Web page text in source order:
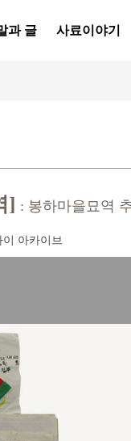
과 글 사료이야기
] : 봉하마을묘역
이 아카이브